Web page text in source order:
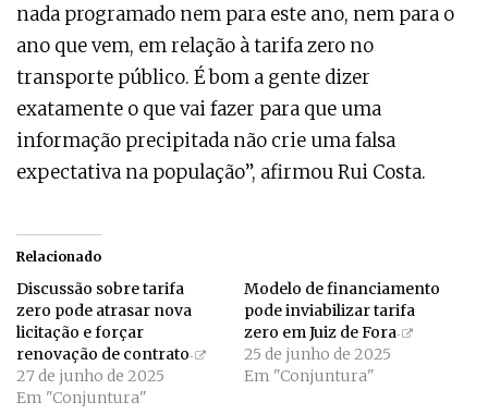
nada programado nem para este ano, nem para o
ano que vem, em relação à tarifa zero no
transporte público. É bom a gente dizer
exatamente o que vai fazer para que uma
informação precipitada não crie uma falsa
expectativa na população”, afirmou Rui Costa.
Relacionado
Discussão sobre tarifa
zero pode atrasar nova
licitação e forçar
renovação de contrato
27 de junho de 2025
Em "Conjuntura"
Modelo de financiamento
pode inviabilizar tarifa
zero em Juiz de Fora
25 de junho de 2025
Em "Conjuntura"